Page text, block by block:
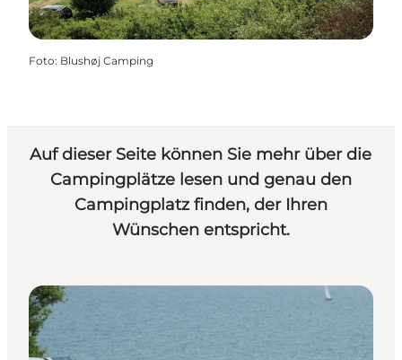
Foto: Blushøj Camping
Auf dieser Seite können Sie mehr über die
Campingplätze lesen und genau den
Campingplatz finden, der Ihren
Wünschen entspricht.